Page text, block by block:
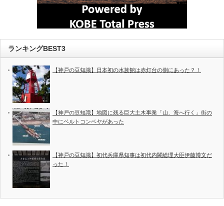
ランキングBEST3
【神戸の豆知識】日本初の水族館は赤灯台の側にあった？！
【神戸の豆知識】地図に残る巨大土木事業「山、海へ行く」街の
中にベルトコンベヤがあった
【神戸の豆知識】初代兵庫県知事は初代内閣総理大臣伊藤博文だ
った！